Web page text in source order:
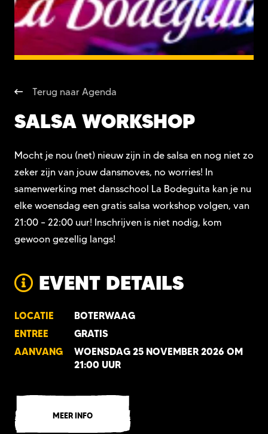
Terug naar Agenda
SALSA WORKSHOP
Mocht je nou (net) nieuw zijn in de salsa en nog niet zo
zeker zijn van jouw dansmoves, no worries! In
samenwerking met dansschool La Bodeguita kan je nu
elke woensdag een gratis salsa workshop volgen, van
21:00 – 22:00 uur! Inschrijven is niet nodig, kom
gewoon gezellig langs!
EVENT DETAILS
LOCATIE
BOTERWAAG
ENTREE
GRATIS
AANVANG
WOENSDAG 25 NOVEMBER 2026 OM
21:00 UUR
MEER INFO